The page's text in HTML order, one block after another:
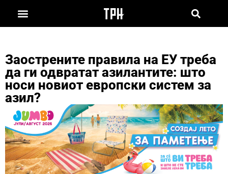
Заострените правила на ЕУ треба
да ги одвратат азилантите: што
носи новиот европски систем за
азил?